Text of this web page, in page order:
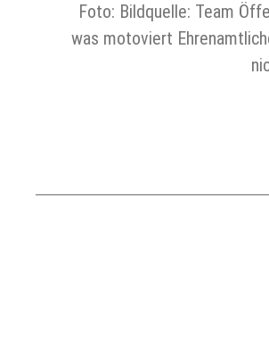
Foto: Bildquelle: Team
was motoviert